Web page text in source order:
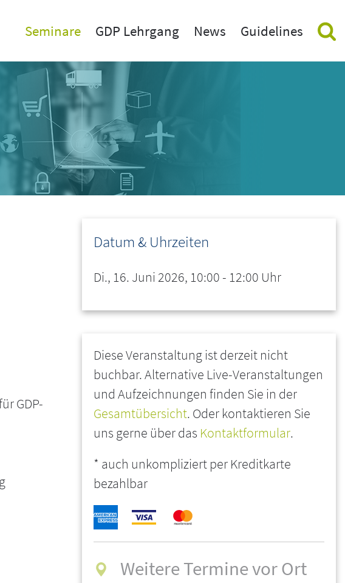
Seminare
GDP Seminare
Alle Veranstaltungen vor Ort (in Hotels)
Online Seminare
Aufzeichnungen
GDP elearning
GDP Lehrgang News Guidelines
GDP-
Datum & Uhrzeiten
Di., 16. Juni 2026, 10:00 - 12:00 Uhr
Diese Veranstaltung ist derzeit nicht
buchbar. Alternative Live-Veranstaltungen
und Aufzeichnungen finden Sie in der
Gesamtübersicht. Oder kontaktieren Sie
uns gerne über das Kontaktformular.
* auch unkompliziert per Kreditkarte
bezahlbar
Weitere Termine vor Ort